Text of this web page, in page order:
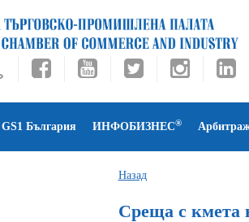
GS1 България ИНФОБИЗНЕС®
Назад
Среща с кмета